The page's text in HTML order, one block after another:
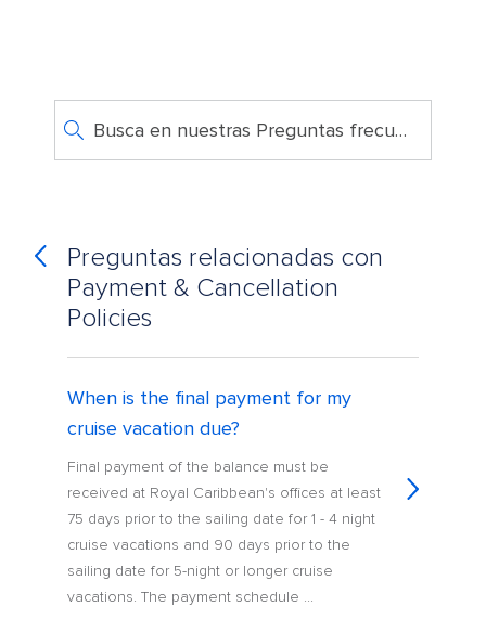
Busca en nuestras Preguntas frecuentes
Preguntas relacionadas con
Payment & Cancellation
Policies
When is the final payment for my
cruise vacation due?
Final payment of the balance must be
received at Royal Caribbean's offices at least
75 days prior to the sailing date for 1 - 4 night
cruise vacations and 90 days prior to the
sailing date for 5-night or longer cruise
vacations. The payment schedule ...